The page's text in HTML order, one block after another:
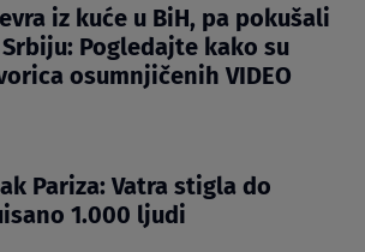
iz kuće u BiH, pa pokušali
Pogledajte kako su
osumnjičenih VIDEO
Pariza: Vatra stigla do
1.000 ljudi